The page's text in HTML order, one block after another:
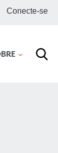
Conecte-se